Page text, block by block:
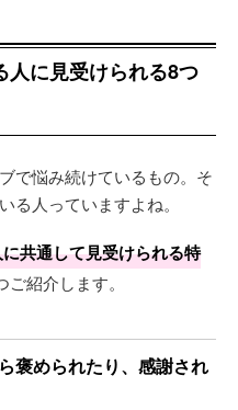
人に見受けられる8つ
で悩み続けているもの。そ
る人っていますよね。
共通して見受けられる特
紹介します。
褒められたり、感謝され